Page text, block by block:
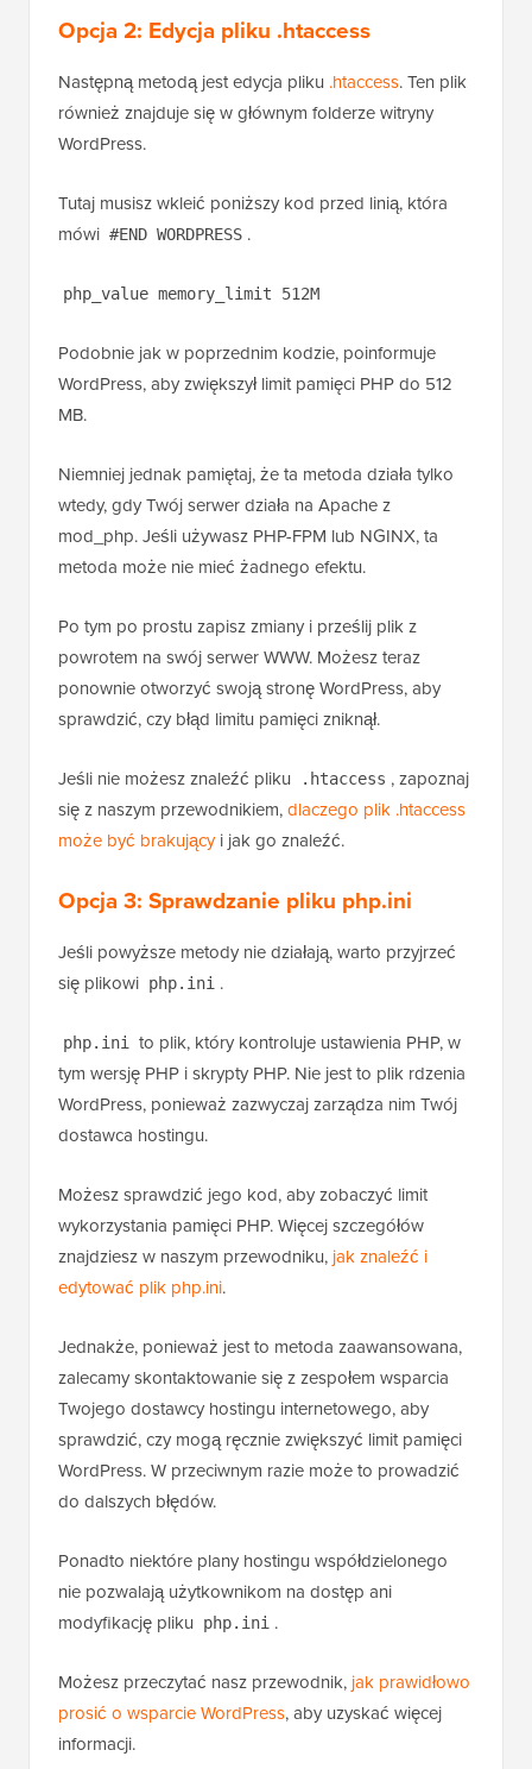
Opcja 2: Edycja pliku .htaccess
Następną metodą jest edycja pliku .htaccess. Ten plik
również znajduje się w głównym folderze witryny
WordPress.
Tutaj musisz wkleić poniższy kod przed linią, która
mówi #END WORDPRESS .
php_value memory_limit 512M
Podobnie jak w poprzednim kodzie, poinformuje
WordPress, aby zwiększył limit pamięci PHP do 512
MB.
Niemniej jednak pamiętaj, że ta metoda działa tylko
wtedy, gdy Twój serwer działa na Apache z
mod_php. Jeśli używasz PHP-FPM lub NGINX, ta
metoda może nie mieć żadnego efektu.
Po tym po prostu zapisz zmiany i prześlij plik z
powrotem na swój serwer WWW. Możesz teraz
ponownie otworzyć swoją stronę WordPress, aby
sprawdzić, czy błąd limitu pamięci zniknął.
Jeśli nie możesz znaleźć pliku .htaccess , zapoznaj
się z naszym przewodnikiem,dlaczego plik .htaccess
może być brakującyi jak go znaleźć.
Opcja 3: Sprawdzanie pliku php.ini
Jeśli powyższe metody nie działają, warto przyjrzeć
się plikowi php.ini .
php.ini
to plik, który kontroluje ustawienia PHP, w
tym wersję PHP i skrypty PHP. Nie jest to plik rdzenia
WordPress, ponieważ zazwyczaj zarządza nim Twój
dostawca hostingu.
Możesz sprawdzić jego kod, aby zobaczyć limit
wykorzystania pamięci PHP. Więcej szczegółów
znajdziesz w naszym przewodniku, jak znaleźć i
edytować plik php.ini.
Jednakże, ponieważ jest to metoda zaawansowana,
zalecamy skontaktowanie się z zespołem wsparcia
Twojego dostawcy hostingu internetowego, aby
sprawdzić, czy mogą ręcznie zwiększyć limit pamięci
WordPress. W przeciwnym razie może to prowadzić
do dalszych błędów.
Ponadto niektóre plany hostingu współdzielonego
nie pozwalają użytkownikom na dostęp ani
modyfikację pliku
php.ini .
Możesz przeczytać nasz przewodnik, jak prawidłowo
prosić o wsparcie WordPress, aby uzyskać więcej
informacji.